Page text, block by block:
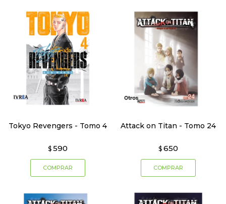
Tokyo Revengers - Tomo 4
$ 590
Attack on Titan - Tomo 24
$ 650